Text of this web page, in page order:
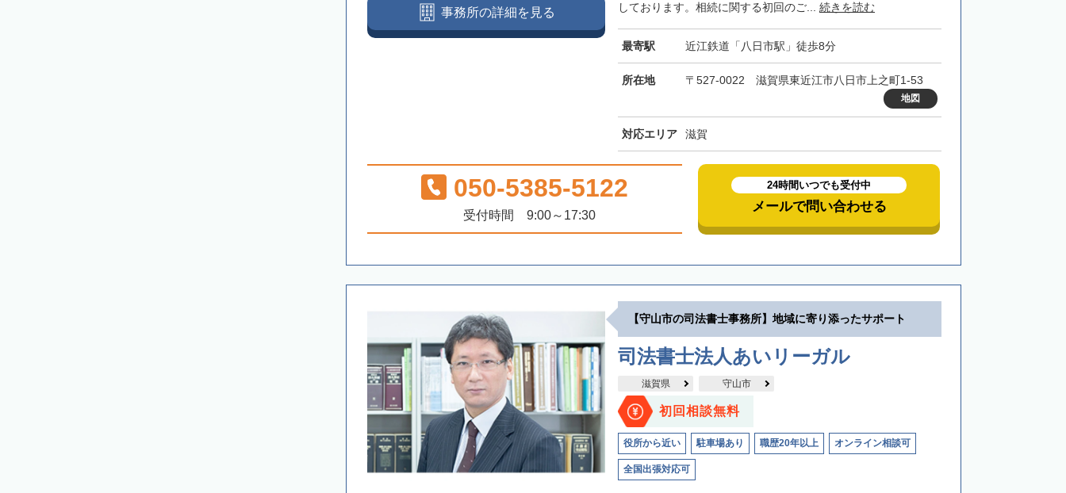
しております。相続に関する初回のご... 続きを読む
最寄駅 近江鉄道「八日市駅」徒歩8分
所在地 〒527-0022 滋賀県東近江市八日市上之町1-53
地図
対応エリア 滋賀
事務所の詳細を見る
050-5385-5122
受付時間 9:00～17:30
24時間いつでも受付中
メールで問い合わせる
【守山市の司法書士事務所】地域に寄り添ったサポート
司法書士法人あいリーガル
滋賀県 守山市
初回相談無料
役所から近い 駐車場あり 職歴20年以上 オンライン相談可
全国出張対応可